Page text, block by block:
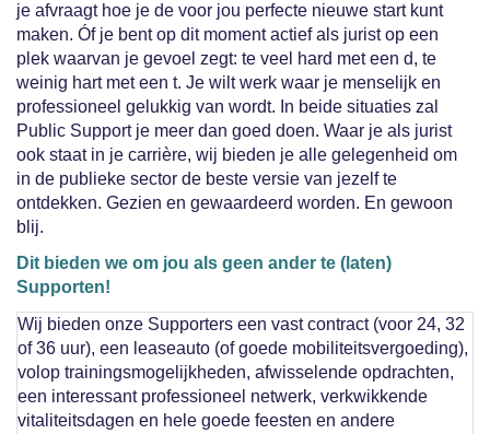
je afvraagt hoe je de voor jou perfecte nieuwe start kunt
maken. Óf je bent op dit moment actief als jurist op een
plek waarvan je gevoel zegt: te veel hard met een d, te
weinig hart met een t. Je wilt werk waar je menselijk en
professioneel gelukkig van wordt. In beide situaties zal
Public Support je meer dan goed doen. Waar je als jurist
ook staat in je carrière, wij bieden je alle gelegenheid om
in de publieke sector de beste versie van jezelf te
ontdekken. Gezien en gewaardeerd worden. En gewoon
blij.
Dit bieden we om jou als geen ander te (laten)
Supporten!
Wij bieden onze Supporters een vast contract (voor 24, 32
of 36 uur), een leaseauto (of goede mobiliteitsvergoeding),
volop trainingsmogelijkheden, afwisselende opdrachten,
een interessant professioneel netwerk, verkwikkende
vitaliteitsdagen en hele goede feesten en andere